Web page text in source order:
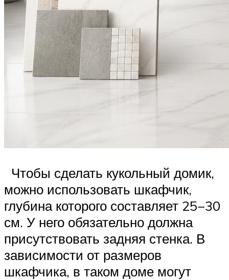
Чтобы сделать кукольный домик,
можно использовать шкафчик,
глубина которого составляет 25−30
см. У него обязательно должна
присутствовать задняя стенка. В
зависимости от размеров
шкафчика, в таком доме могут